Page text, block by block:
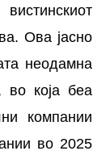
Ова јасно
неодамна
во која беа
компании
во 2025